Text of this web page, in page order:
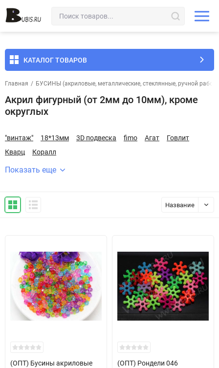
КАТАЛОГ ТОВАРОВ
Главная / БУСИНЫ (акриловые, металлические, стеклянные, ручной
Акрил фигурный (от 2мм до 10мм), кроме
округлых
"винтаж" 18*13мм 3D подвеска fimo Агат
Говлит
Кварц
Коралл
Показать еще
Название
(ОПТ) Бусины акриловые
(ОПТ) Рондели 046